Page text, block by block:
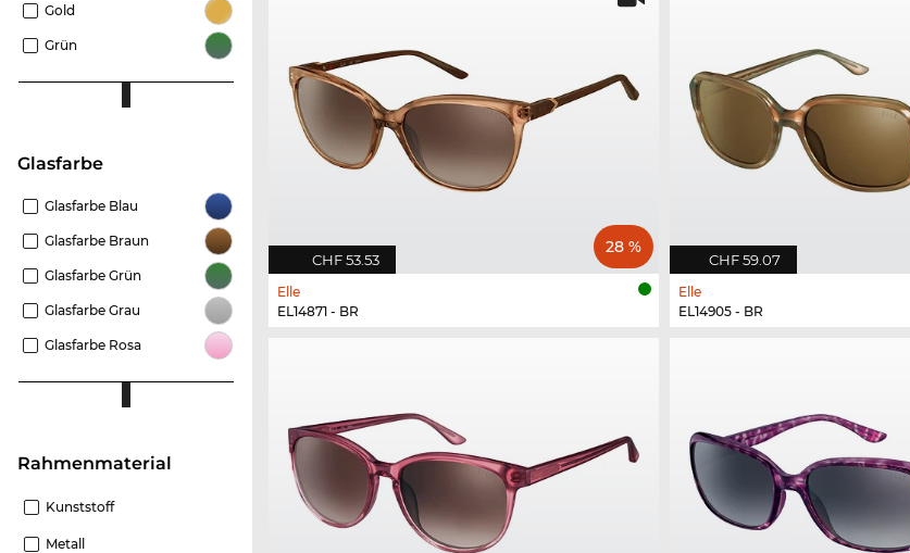
Gold
Grün
Glasfarbe
Glasfarbe Blau
Glasfarbe Braun
Glasfarbe Grün
Glasfarbe Grau
Glasfarbe Rosa
Rahmenmaterial
Kunststoff
Metall
CHF 53.53
28 %
Elle
EL14871 - BR
CHF 59.07
Elle
EL14905 - BR